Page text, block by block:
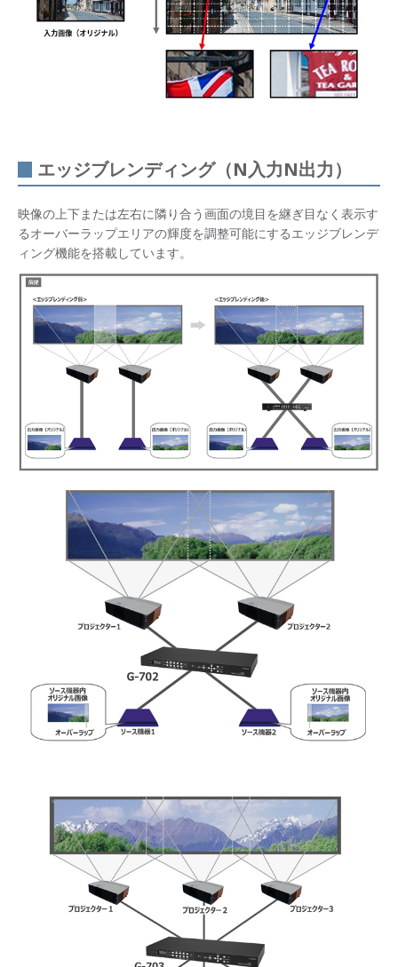
エッジブレンディング（N入力N出力）
映像の上下または左右に隣り合う画面の境目を継ぎ目なく表示す
るオーバーラップエリアの輝度を調整可能にするエッジブレンデ
ィング機能を搭載しています。